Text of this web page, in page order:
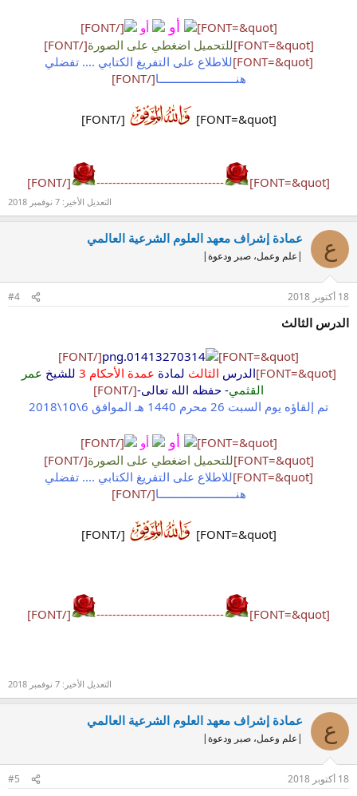
[FONT=&quot] أو أو
[/FONT]
[FONT=&quot]
للتحميل اضغطي على الصورة[/FONT]
[FONT=&quot]
للاطلاع على التفريغ الكتابي .... تفضلي
هنــــــــــــــــــــــــا[/FONT]
[FONT=&quot]
[/FONT]​
[FONT=&quot]
--------------------------------
[/FONT]
التعديل الأخير: 7 نوفمبر 2018
ع عمادة إشراف معهد العلوم الشرعية العالمي
|علم وعمل، صبر ودعوة|
18 أكتوبر 2018 #4
الدرس الثالث
[FONT=&quot]
[/FONT]
[FONT=&quot]
الدرس الثالث لمادة عمدة الأحكام 3 للشيخ عمر
القثمي- حفظه الله تعالى-[/FONT]
تم إلقاؤه يوم السبت 26 محرم 1440 هـ الموافق 6\10\2018
[FONT=&quot] أو أو
[/FONT]
[FONT=&quot]
للتحميل اضغطي على الصورة[/FONT]
[FONT=&quot]
للاطلاع على التفريغ الكتابي .... تفضلي
هنــــــــــــــــــــــــا[/FONT]
[FONT=&quot]
[/FONT]
[FONT=&quot]
--------------------------------
[/FONT]
التعديل الأخير: 7 نوفمبر 2018
ع عمادة إشراف معهد العلوم الشرعية العالمي
|علم وعمل، صبر ودعوة|
18 أكتوبر 2018 #5